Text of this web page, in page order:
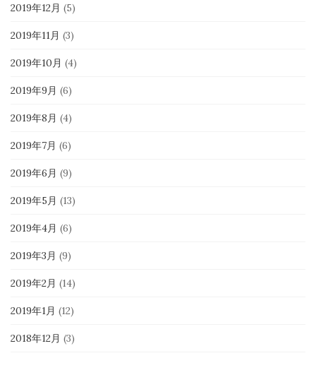
2019年12月 (5)
2019年11月 (3)
2019年10月 (4)
2019年9月 (6)
2019年8月 (4)
2019年7月 (6)
2019年6月 (9)
2019年5月 (13)
2019年4月 (6)
2019年3月 (9)
2019年2月 (14)
2019年1月 (12)
2018年12月 (3)